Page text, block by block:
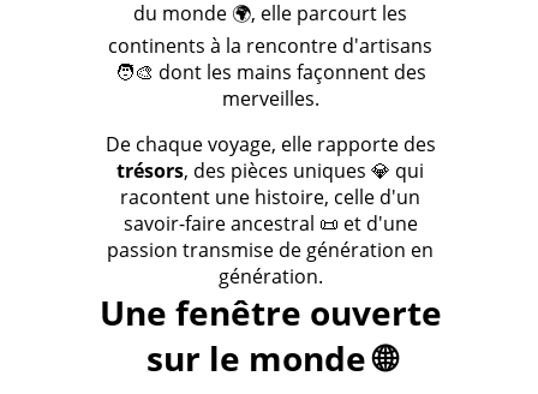
du monde 🌍, elle parcourt les
continents à la rencontre d'artisans
🧑‍🎨 dont les mains façonnent des
merveilles.
De chaque voyage, elle rapporte des
trésors, des pièces uniques 💎 qui
racontent une histoire, celle d'un
savoir-faire ancestral 📜 et d'une
passion transmise de génération en
génération.
Une fenêtre ouverte
sur le monde 🌐